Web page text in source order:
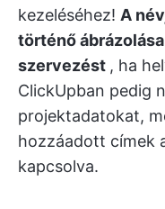
kezeléséhez! A
történő
szervezést , ha
ClickUpban pedig
projektadatokat,
hozzáadott címek
kapcsolva.